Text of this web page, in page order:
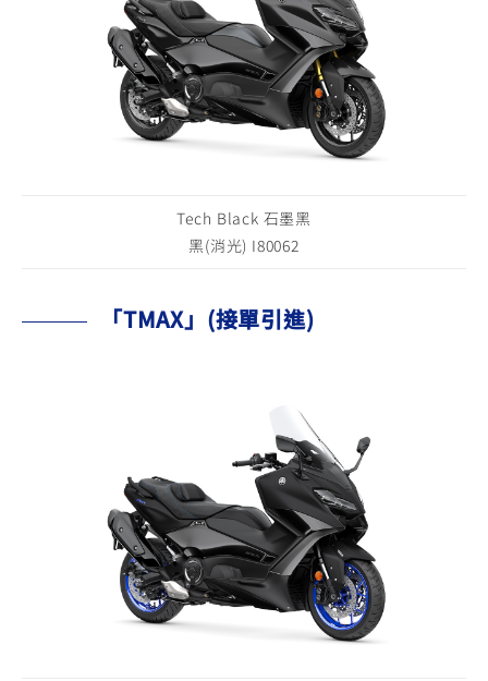
Tech Black 石墨黑
黑(消光) I80062
「TMAX」(接單引進)